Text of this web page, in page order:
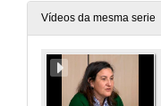
Vídeos da mesma serie